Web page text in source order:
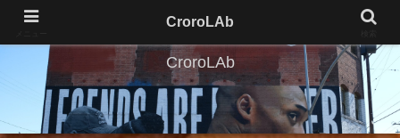
CroroLAb
CroroLAb